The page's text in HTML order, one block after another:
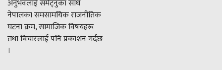
अनुभवलाई समेट्नुका साथै
नेपालका समसामयिक राजनीतिक
घटना क्रम, सामाजिक विषयहरू
तथा बिचारलाई पनि प्रकाशन गर्दछ
।